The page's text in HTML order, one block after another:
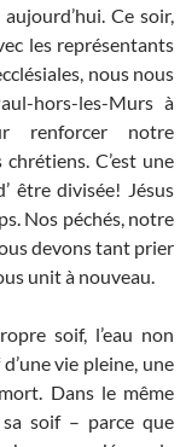
Ce soir,
les représentants
nous nous
hors-les-Murs à
renforcer notre
C’est une
être divisée! Jésus
Nos péchés, notre
devons tant prier
unit à nouveau.
soif, l’eau non
vie pleine, une
Dans le même
soif – parce que